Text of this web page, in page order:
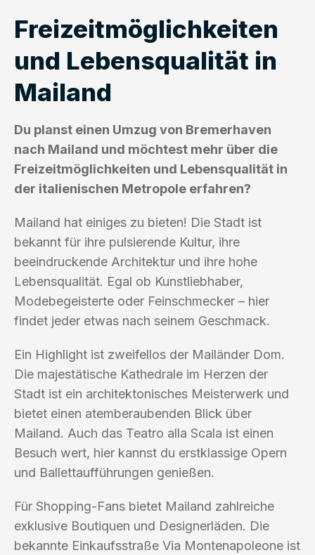
Freizeitmöglichkeiten
und Lebensqualität in
Mailand
Du planst einen Umzug von Bremerhaven
nach Mailand und möchtest mehr über die
Freizeitmöglichkeiten und Lebensqualität in
der italienischen Metropole erfahren?
Mailand hat einiges zu bieten! Die Stadt ist
bekannt für ihre pulsierende Kultur, ihre
beeindruckende Architektur und ihre hohe
Lebensqualität. Egal ob Kunstliebhaber,
Modebegeisterte oder Feinschmecker – hier
findet jeder etwas nach seinem Geschmack.
Ein Highlight ist zweifellos der Mailänder Dom.
Die majestätische Kathedrale im Herzen der
Stadt ist ein architektonisches Meisterwerk und
bietet einen atemberaubenden Blick über
Mailand. Auch das Teatro alla Scala ist einen
Besuch wert, hier kannst du erstklassige Opern
und Ballettaufführungen genießen.
Für Shopping-Fans bietet Mailand zahlreiche
exklusive Boutiquen und Designerläden. Die
bekannte Einkaufsstraße Via Montenapoleone ist